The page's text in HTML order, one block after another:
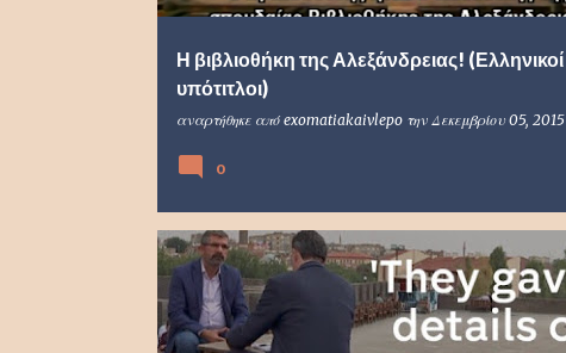
Η βιβλιοθήκη της Αλεξάνδρειας! (Ελληνικοί
υπότιτλοι)
αναρτήθηκε από exomatiakaivlepo την Δεκεμβρίου 05, 2015
0